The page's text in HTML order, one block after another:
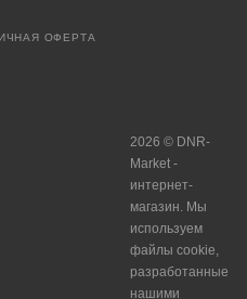
ОФЕРТА
2026 © DNR-
Market -
интернет-
магазин. Мы
используем
файлы cookie,
разработанные
нашими